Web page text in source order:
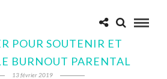
POUR SOUTENIR ET
BURNOUT PARENTAL
13 février 2019